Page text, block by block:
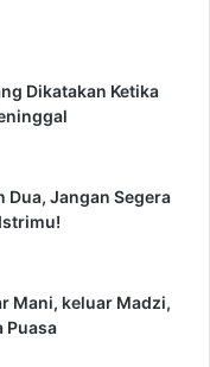
Dikatakan Ketika
Dua, Jangan Segera
Mani, keluar Madzi,
Puasa